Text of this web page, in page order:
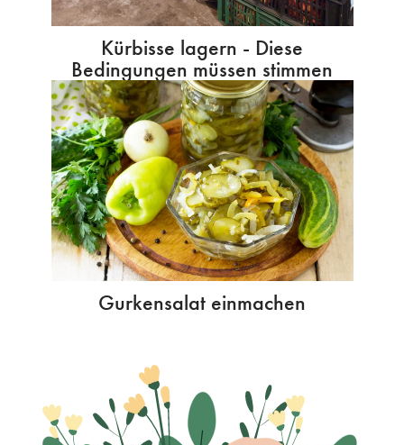
Kürbisse lagern - Diese
Bedingungen müssen stimmen
Gurkensalat einmachen